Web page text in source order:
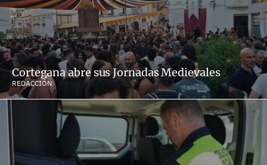
Cortegana abre sus Jornadas Medievales
REDACCIÓN